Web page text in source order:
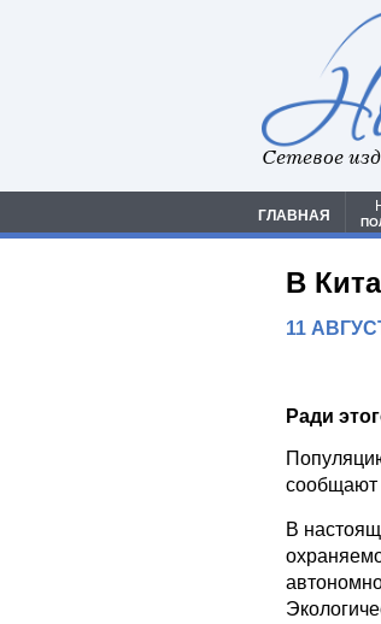
Сетевое
ГЛАВНАЯ
В
11
Ради
сообщают
В